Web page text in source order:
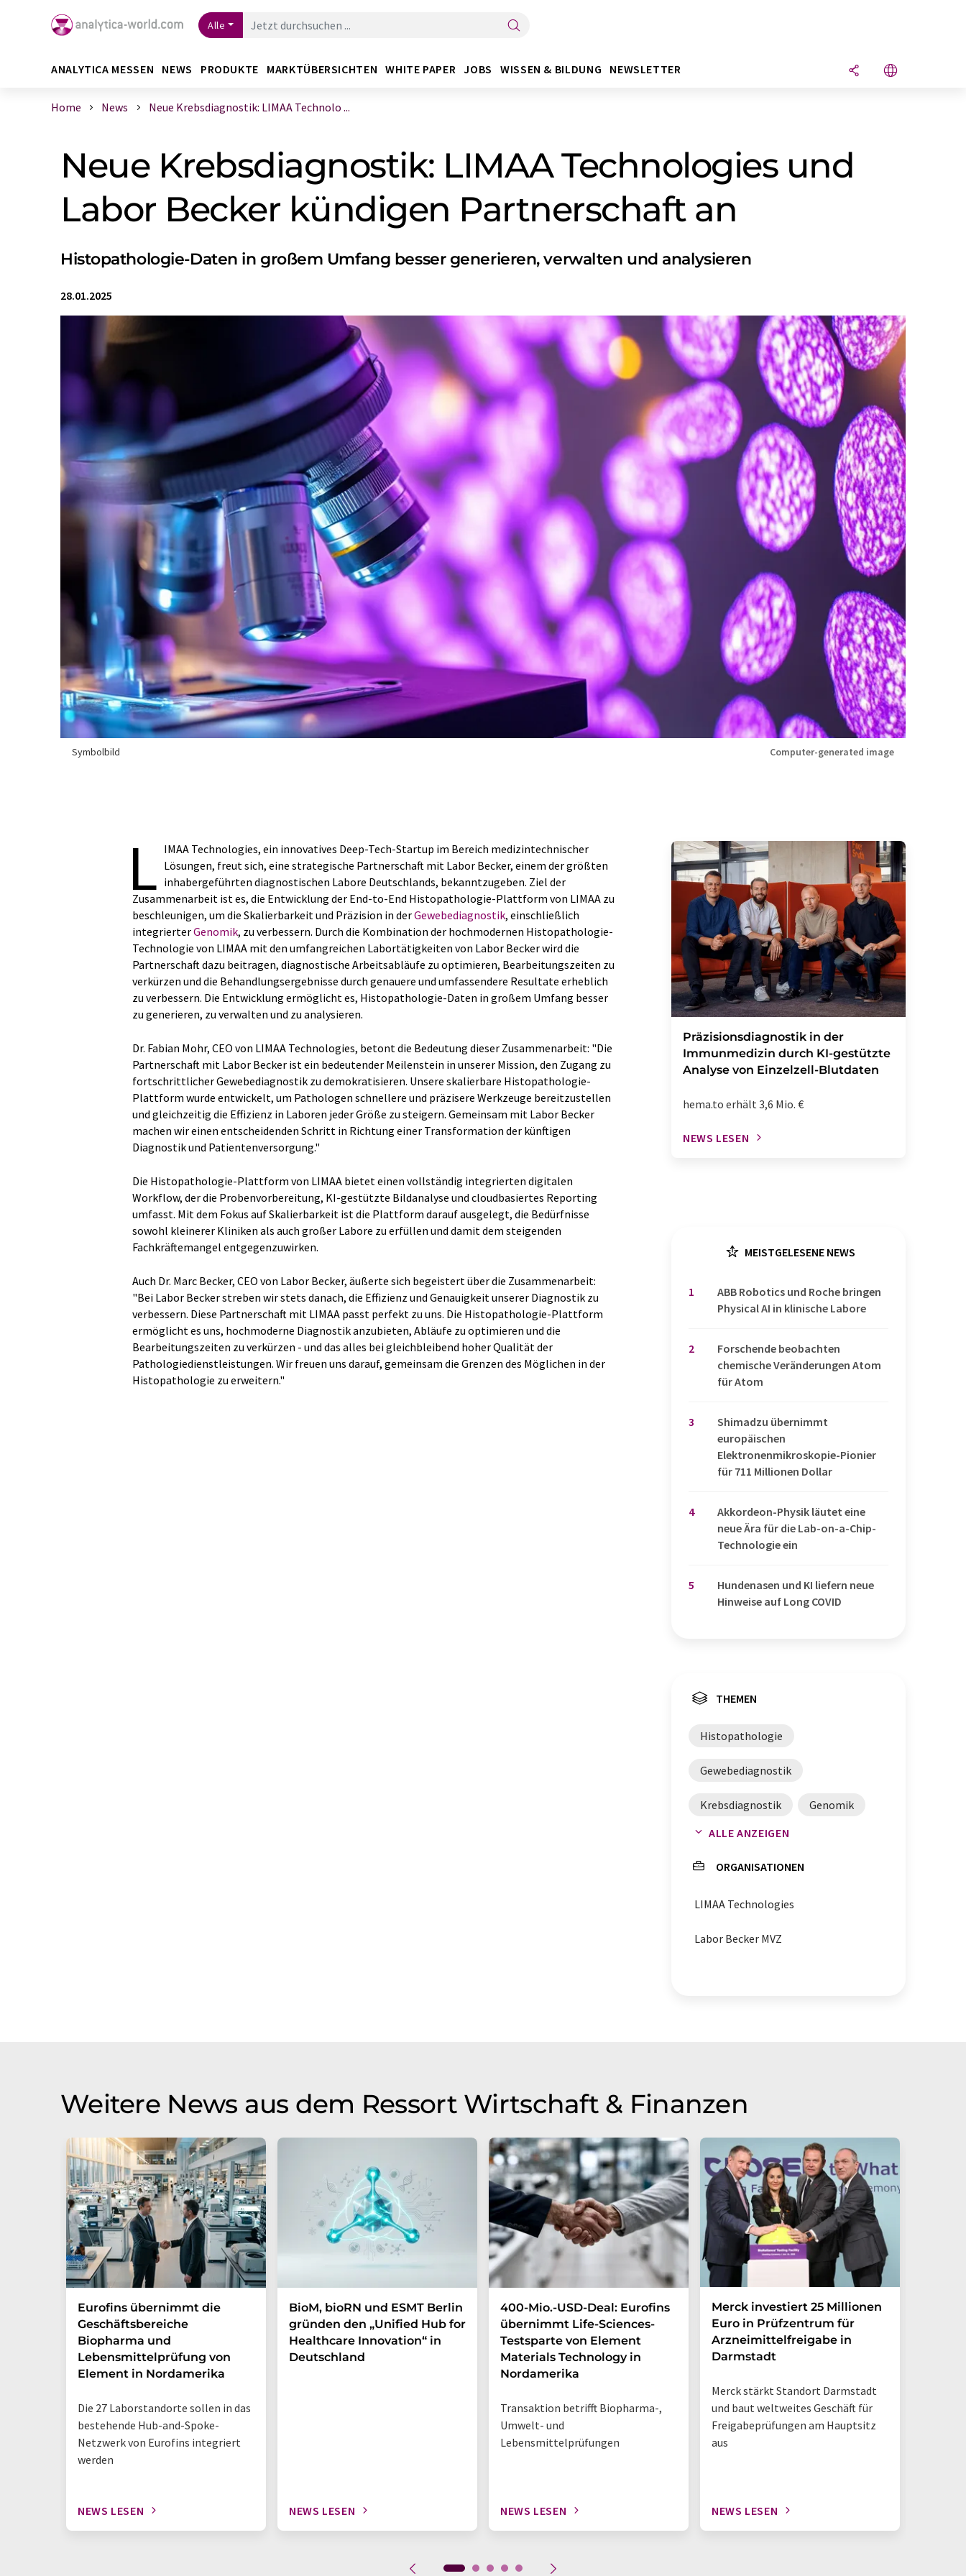
Alle
ANALYTICA MESSEN NEWS PRODUKTE MARKTÜBERSICHTEN WHITE PAPER JOBS WISSEN & BILDUNG NEWSLETTER
Home News Neue Krebsdiagnostik: LIMAA Technolo ...
Neue Krebsdiagnostik: LIMAA Technologies und
Labor Becker kündigen Partnerschaft an
Histopathologie-Daten in großem Umfang besser generieren, verwalten und analysieren
28.01.2025
Symbolbild Computer-generated image
L IMAA Technologies, ein innovatives Deep-Tech-Startup im Bereich medizintechnischer
Lösungen, freut sich, eine strategische Partnerschaft mit Labor Becker, einem der größten
inhabergeführten diagnostischen Labore Deutschlands, bekanntzugeben. Ziel der
Zusammenarbeit ist es, die Entwicklung der End-to-End Histopathologie-Plattform von LIMAA zu
beschleunigen, um die Skalierbarkeit und Präzision in derGewebediagnostik, einschließlich
integrierterGenomik, zu verbessern. Durch die Kombination der hochmodernen Histopathologie-
Technologie von LIMAA mit den umfangreichen Labortätigkeiten von Labor Becker wird die
Partnerschaft dazu beitragen, diagnostische Arbeitsabläufe zu optimieren, Bearbeitungszeiten zu
verkürzen und die Behandlungsergebnisse durch genauere und umfassendere Resultate erheblich
zu verbessern. Die Entwicklung ermöglicht es, Histopathologie-Daten in großem Umfang besser
zu generieren, zu verwalten und zu analysieren.
Dr. Fabian Mohr, CEO von LIMAA Technologies, betont die Bedeutung dieser Zusammenarbeit: "Die
Partnerschaft mit Labor Becker ist ein bedeutender Meilenstein in unserer Mission, den Zugang zu
fortschrittlicher Gewebediagnostik zu demokratisieren. Unsere skalierbare Histopathologie-
Plattform wurde entwickelt, um Pathologen schnellere und präzisere Werkzeuge bereitzustellen
und gleichzeitig die Effizienz in Laboren jeder Größe zu steigern. Gemeinsam mit Labor Becker
machen wir einen entscheidenden Schritt in Richtung einer Transformation der künftigen
Diagnostik und Patientenversorgung."
Die Histopathologie-Plattform von LIMAA bietet einen vollständig integrierten digitalen
Workflow, der die Probenvorbereitung, KI-gestützte Bildanalyse und cloudbasiertes Reporting
umfasst. Mit dem Fokus auf Skalierbarkeit ist die Plattform darauf ausgelegt, die Bedürfnisse
sowohl kleinerer Kliniken als auch großer Labore zu erfüllen und damit dem steigenden
Fachkräftemangel entgegenzuwirken.
Auch Dr. Marc Becker, CEO von Labor Becker, äußerte sich begeistert über die Zusammenarbeit:
"Bei Labor Becker streben wir stets danach, die Effizienz und Genauigkeit unserer Diagnostik zu
verbessern. Diese Partnerschaft mit LIMAA passt perfekt zu uns. Die Histopathologie-Plattform
ermöglicht es uns, hochmoderne Diagnostik anzubieten, Abläufe zu optimieren und die
Bearbeitungszeiten zu verkürzen - und das alles bei gleichbleibend hoher Qualität der
Pathologiedienstleistungen. Wir freuen uns darauf, gemeinsam die Grenzen des Möglichen in der
Histopathologie zu erweitern."
Präzisionsdiagnostik in der
Immunmedizin durch KI-gestützte
Analyse von Einzelzell-Blutdaten
hema.to erhält 3,6 Mio. €
NEWS LESEN
MEISTGELESENE NEWS
1
​​​​​​​ABB Robotics und Roche bringen
Physical AI in klinische Labore
2
Forschende beobachten
chemische Veränderungen Atom
für Atom
3
Shimadzu übernimmt
europäischen
Elektronenmikroskopie-Pionier
für 711 Millionen Dollar
4
Akkordeon-Physik läutet eine
neue Ära für die Lab-on-a-Chip-
Technologie ein
5
Hundenasen und KI liefern neue
Hinweise auf Long COVID
THEMEN
Histopathologie
Gewebediagnostik
Krebsdiagnostik Genomik
Diagnostik
ALLE ANZEIGEN
ORGANISATIONEN
LIMAA Technologies
Labor Becker MVZ
Weitere News aus dem Ressort Wirtschaft & Finanzen
Eurofins übernimmt die
Geschäftsbereiche
Biopharma und
Lebensmittelprüfung von
Element in Nordamerika
Die 27 Laborstandorte sollen in das
bestehende Hub-and-Spoke-
Netzwerk von Eurofins integriert
werden
NEWS LESEN
BioM, bioRN und ESMT Berlin
gründen den „Unified Hub for
Healthcare Innovation“ in
Deutschland
NEWS LESEN
400-Mio.-USD-Deal: Eurofins
übernimmt Life-Sciences-
Testsparte von Element
Materials Technology in
Nordamerika
Transaktion betrifft Biopharma-,
Umwelt- und
Lebensmittelprüfungen
NEWS LESEN
Merck investiert 25 Millionen
Euro in Prüfzentrum für
Arzneimittelfreigabe in
Darmstadt
Merck stärkt Standort Darmstadt
und baut weltweites Geschäft für
Freigabeprüfungen am Hauptsitz
aus
NEWS LESEN